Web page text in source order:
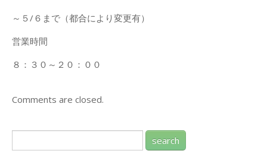
～５/６まで（都合により変更有）
営業時間
８：３０～２０：００
Comments are closed.